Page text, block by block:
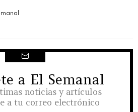
a El Semanal
noticias y artículos
a tu correo electrónico